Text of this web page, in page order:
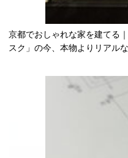
京都でおしゃれな家を建てる
スク」の今、本物よりリアル
所・工務店の家づくり